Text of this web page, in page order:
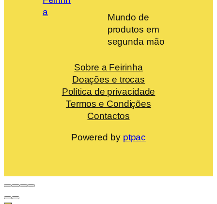
Mundo de
produtos em
segunda mão
Sobre a Feirinha
Doações e trocas
Política de privacidade
Termos e Condições
Contactos
Powered by ptpac